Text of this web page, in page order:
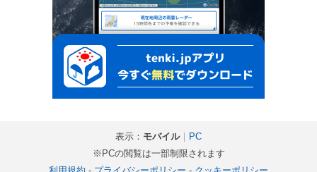
表示： モバイル｜ PC
※PCの閲覧は一部制限されます